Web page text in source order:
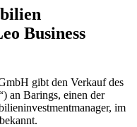
Business
gibt den Verkauf des
an Barings, einen der
im